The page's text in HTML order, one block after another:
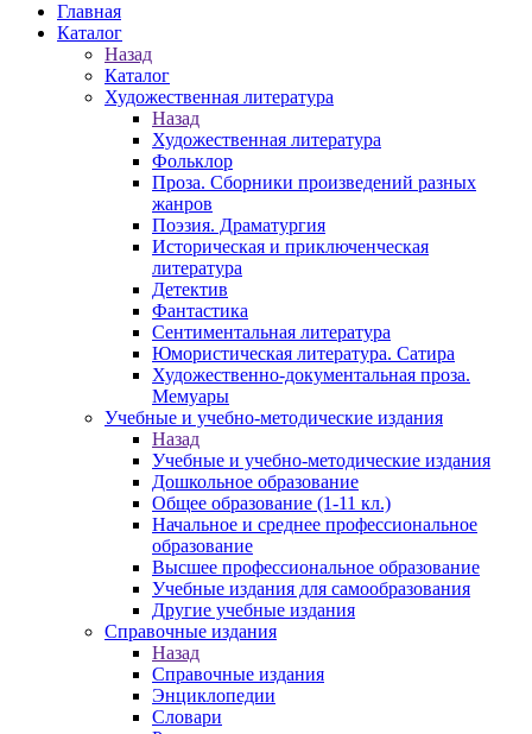
Главная
Каталог
Назад
Каталог
Художественная литература
Назад
Художественная литература
Фольклор
Проза. Сборники произведений разных
жанров
Поэзия. Драматургия
Историческая и приключенческая
литература
Детектив
Фантастика
Сентиментальная литература
Юмористическая литература. Сатира
Художественно-документальная проза.
Мемуары
Учебные и учебно-методические издания
Назад
Учебные и учебно-методические издания
Дошкольное образование
Общее образование (1-11 кл.)
Начальное и среднее профессиональное
образование
Высшее профессиональное образование
Учебные издания для самообразования
Другие учебные издания
Справочные издания
Назад
Справочные издания
Энциклопедии
Словари